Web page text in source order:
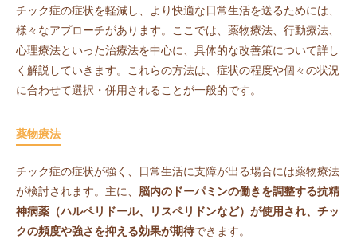
チック症の症状を軽減し、より快適な日常生活を送るためには、
様々なアプローチがあります。ここでは、薬物療法、行動療法、
心理療法といった治療法を中心に、具体的な改善策について詳し
く解説していきます。これらの方法は、症状の程度や個々の状況
に合わせて選択・併用されることが一般的です。
薬物療法
チック症の症状が強く、日常生活に支障が出る場合には薬物療法
が検討されます。主に、 脳内のドーパミンの働きを調整する抗精
神病薬（ハルペリドール、リスペリドンなど）が使用され、チッ
クの頻度や強さを抑える効果が期待できます。